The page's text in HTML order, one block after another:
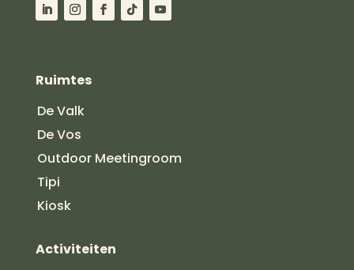
Ruimtes
De Valk
De Vos
Outdoor Meetingroom
Tipi
Kiosk
Activiteiten